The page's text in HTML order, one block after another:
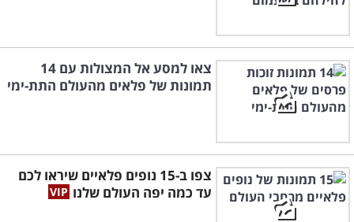
צאו למסע אל המצולות עם 14
תמונות של פלאים מהעולם התת-ימי
צפו ב-15 נופים פלאיים שיראו לכם
עד כמה יפה העולם שלנו